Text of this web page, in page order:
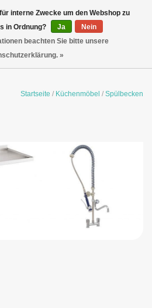
Startseite / Küchenmöbel / Spülbecken
interne Zwecke um den Webshop zu
in Ordnung?
Ja
Nein
beachten Sie bitte unsere
»